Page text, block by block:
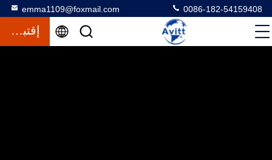
emma1109@foxmail.com 0086-182-54159408
إقتباس